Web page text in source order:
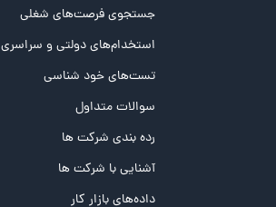
جستجوی فرصت‌های شغلی
استخدام‌های دولتی و سراسری
تست‌های خود شناسی
تست MBTI
تست تیپ سنجی شغلی Holland
تست NEO
تست هوش های چندگانه
سوالات متداول
رده بندی شرکت ها
آشنایی با شرکت ها
داده‌های بازار کار